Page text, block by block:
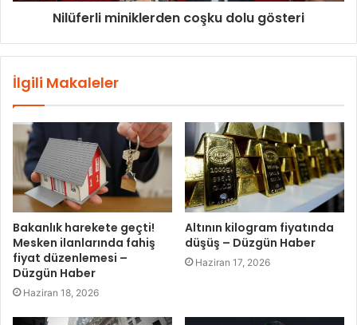
Nilüferli miniklerden coşku dolu gösteri
İlgili Makaleler
Bakanlık harekete geçti!
Mesken ilanlarında fahiş
fiyat düzenlemesi –
Düzgün Haber
Haziran 18, 2026
Altının kilogram fiyatında
düşüş – Düzgün Haber
Haziran 17, 2026